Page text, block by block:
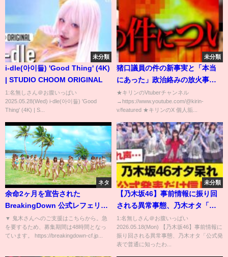
未分類
i-dle(아이들) 'Good Thing' (4K)
| STUDIO CHOOM ORIGINAL
1:名無しさん＠お腹いっぱい
2025.05.28(Wed) i-dle(아이들) 'Good
Thing' (4K) | S...
未分類
猪口議員の件の新事実と「本当
にあった」政治絡みの放火事件
について
★キリンのVtuberチャンネル
→https://www.youtube.com/@kirin-
v/featured ★キリンのX 個人垢...
ネタ
余命2ヶ月を宣告された
BreakingDown 公式レフェリー
『鬼木さん』と対面後、2人から
漏れた本音とは…
▼ 鬼木さんへのご支援はこちらから。急
を要するため、募集期間は48時間となっ
ています。 https://breakingdown-cf.jp...
未分類
【乃木坂46】事前情報に振り回
される異常事態、乃木オタ「公
式発表で普通に知ったわ」w
【乃木坂46】
1:名無しさん＠お腹いっぱい
2026.05.18(Mon) 【乃木坂46】事前情報に
振り回される異常事態、乃木オタ「公式発
表で普通に知ったわ...